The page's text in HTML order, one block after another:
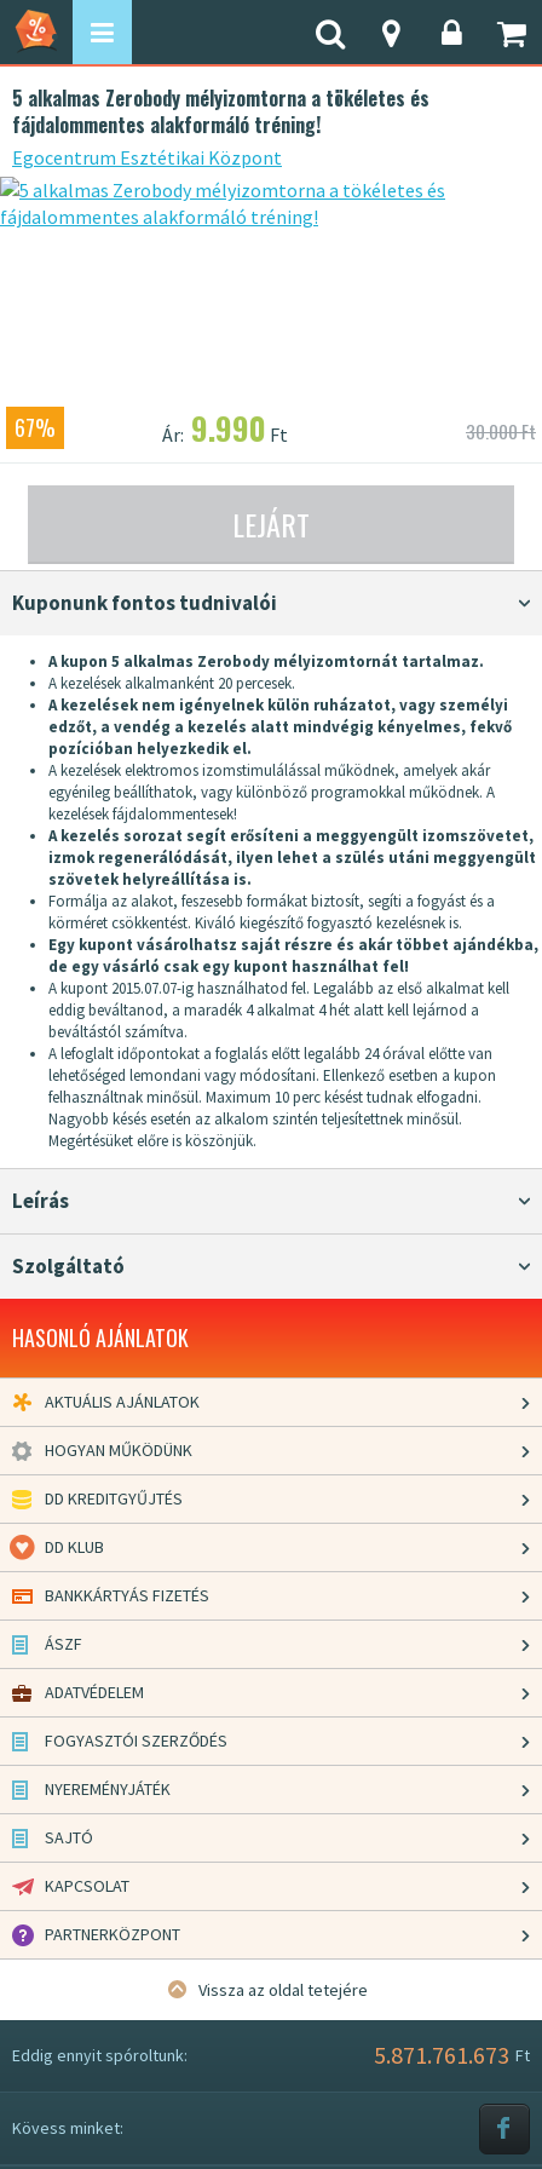
5 alkalmas Zerobody mélyizomtorna a tökéletes és
fájdalommentes alakformáló tréning!
Egocentrum Esztétikai Központ
67% Ár: 9.990 Ft 30.000 Ft
LEJÁRT
Kuponunk fontos tudnivalói
A kupon 5 alkalmas Zerobody mélyizomtornát tartalmaz.
A kezelések alkalmanként 20 percesek.
A kezelések nem igényelnek külön ruházatot, vagy személyi
edzőt, a vendég a kezelés alatt mindvégig kényelmes, fekvő
pozícióban helyezkedik el.
A kezelések elektromos izomstimulálással működnek, amelyek akár
egyénileg beállíthatok, vagy különböző programokkal működnek. A
kezelések fájdalommentesek!
A kezelés sorozat segít erősíteni a meggyengült izomszövetet,
izmok regenerálódását, ilyen lehet a szülés utáni meggyengült
szövetek helyreállítása is.
Formálja az alakot, feszesebb formákat biztosít, segíti a fogyást és a
körméret csökkentést. Kiváló kiegészítő fogyasztó kezelésnek is.
Egy kupont vásárolhatsz saját részre és akár többet ajándékba,
de egy vásárló csak egy kupont használhat fel!
A kupont 2015.07.07-ig használhatod fel. Legalább az első alkalmat kell
eddig beváltanod, a maradék 4 alkalmat 4 hét alatt kell lejárnod a
beváltástól számítva.
A lefoglalt időpontokat a foglalás előtt legalább 24 órával előtte van
lehetőséged lemondani vagy módosítani. Ellenkező esetben a kupon
felhasználtnak minősül. Maximum 10 perc késést tudnak elfogadni.
Nagyobb késés esetén az alkalom szintén teljesítettnek minősül.
Megértésüket előre is köszönjük.
Leírás
Szolgáltató
HASONLÓ AJÁNLATOK
AKTUÁLIS AJÁNLATOK
HOGYAN MŰKÖDÜNK
DD KREDITGYŰJTÉS
DD KLUB
BANKKÁRTYÁS FIZETÉS
ÁSZF
ADATVÉDELEM
FOGYASZTÓI SZERZŐDÉS
NYEREMÉNYJÁTÉK
SAJTÓ
KAPCSOLAT
PARTNERKÖZPONT
Vissza az oldal tetejére
Eddig ennyit spóroltunk: 5.871.761.673 Ft
Kövess minket: